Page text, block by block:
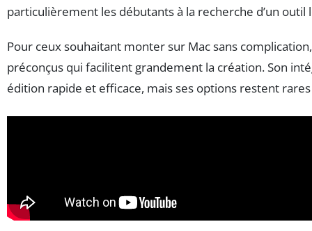
particulièrement les débutants à la recherche d’un outil
Pour ceux souhaitant monter sur Mac sans
préconçus qui facilitent grandement la création. Son
édition rapide et efficace, mais ses options restent